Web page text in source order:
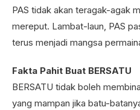
PAS tidak akan teragak-agak
mereput. Lambat-laun, PAS
terus menjadi mangsa
Fakta Pahit Buat BERSATU
BERSATU tidak boleh
yang mampan jika batu-